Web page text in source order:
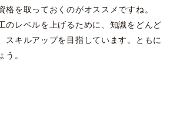
格を取っておくのがオススメですね。
のレベルを上げるために、知識をどんど
スキルアップを目指しています。ともに
う。